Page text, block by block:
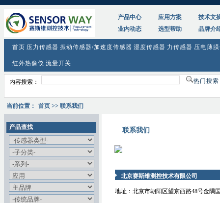
产品中心 应用方案
技术文
业内动态
选型帮助 品牌介
首页 压力传感器 振动传感器/加速度传感器 湿度传感器 力传感器 压电薄
红外热像仪 流量开关
内容搜索： 热门搜
当前位置： 首页 >> 联系我们
产品查找 联系我们
北京赛斯维测控技术有限公司
地址：北京市朝阳区望京西路48号金隅